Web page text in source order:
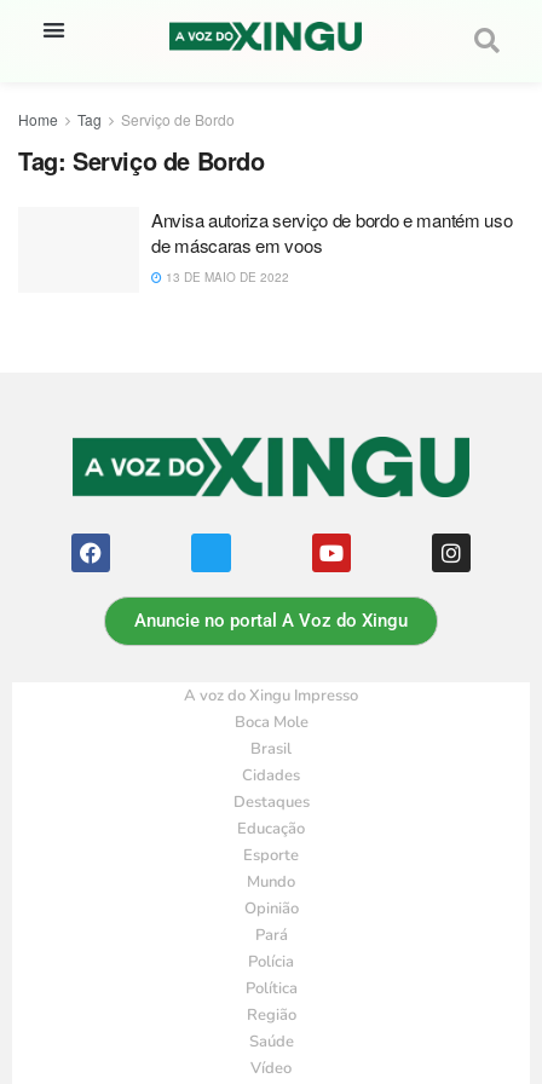
Home Tag Serviço de Bordo
Tag: Serviço de Bordo
Anvisa autoriza serviço de bordo e mantém uso
de máscaras em voos
13 DE MAIO DE 2022
Anuncie no portal A Voz do Xingu
A voz do Xingu Impresso
Boca Mole
Brasil
Cidades
Destaques
Educação
Esporte
Mundo
Opinião
Pará
Polícia
Política
Região
Saúde
Vídeo